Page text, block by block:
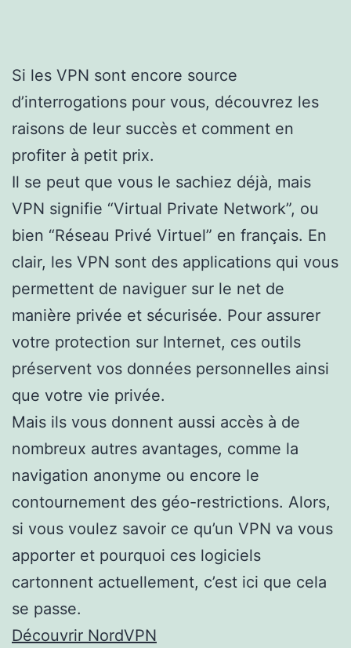
Si les VPN sont encore source
d’interrogations pour vous, découvrez les
raisons de leur succès et comment en
profiter à petit prix.
Il se peut que vous le sachiez déjà, mais
VPN signifie “Virtual Private Network”, ou
bien “Réseau Privé Virtuel” en français. En
clair, les VPN sont des applications qui vous
permettent de naviguer sur le net de
manière privée et sécurisée. Pour assurer
votre protection sur Internet, ces outils
préservent vos données personnelles ainsi
que votre vie privée.
Mais ils vous donnent aussi accès à de
nombreux autres avantages, comme la
navigation anonyme ou encore le
contournement des géo-restrictions. Alors,
si vous voulez savoir ce qu’un VPN va vous
apporter et pourquoi ces logiciels
cartonnent actuellement, c’est ici que cela
se passe.
Découvrir NordVPN